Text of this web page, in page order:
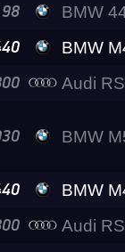
BMW
BMW
Audi
BMW
BMW
Audi